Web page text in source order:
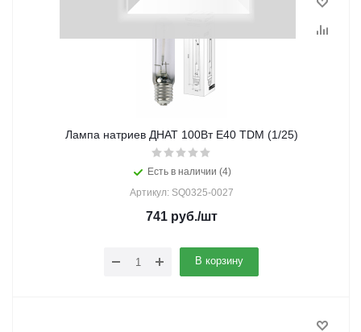
Лампа натриев ДНАТ 100Вт E40 TDM (1/25)
Есть в наличии (4)
Артикул: SQ0325-0027
741руб./шт
В корзину